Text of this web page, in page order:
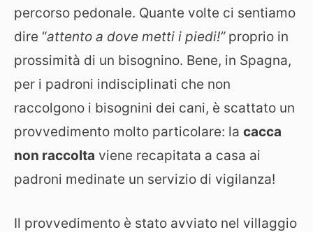
percorso pedonale. Quante volte ci sentiamo
dire “attento a dove metti i piedi!”proprio in
prossimità di un bisognino. Bene, in Spagna,
per i padroni indisciplinati che non
raccolgono i bisognini dei cani, è scattato un
provvedimento molto particolare: la cacca
non raccolta viene recapitata a casa ai
padroni medinate un servizio di vigilanza!
Il provvedimento è stato avviato nel villaggio